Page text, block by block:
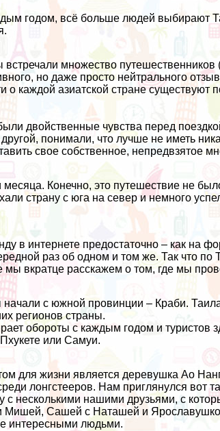
годом, всё больше людей выбирают
множество путешественников
но даже просто нейтрального
о каждой азиатской стране
двойственные чувства перед
понимали, что лучше не иметь
свое собственное, непредвзятое
месяца. Конечно, это путешествие не
страну с юга на север и немного
в интернете предостаточно – как на
раз об одном и том же. Так что по
вкратце расскажем о том, где мы
с южной провинции – Краби.
регионов страны.
обороты с каждым годом и туристов
или Самуи.
для жизни является деревушка Ао
лонгстееров. Нам приглянулся вот
с несколькими нашими друзьями, с
Мишей, Сашей с Наташей и
интересными людьми.